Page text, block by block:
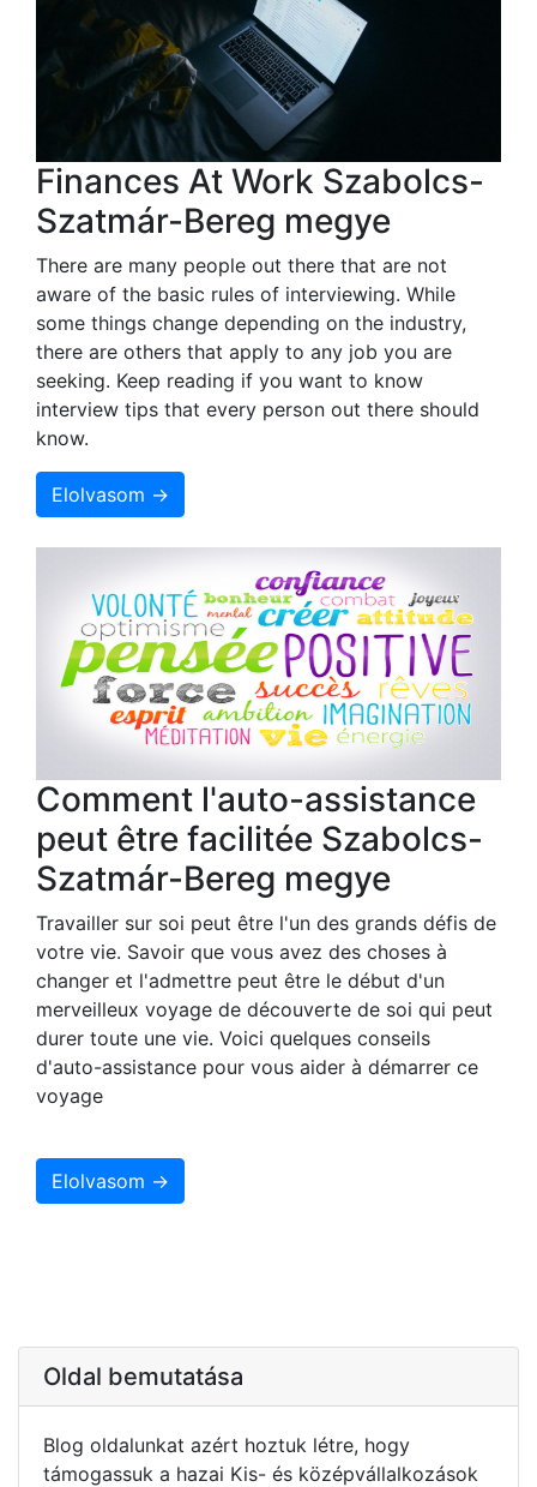
Finances At Work Szabolcs-
Szatmár-Bereg megye
There are many people out there that are not
aware of the basic rules of interviewing. While
some things change depending on the industry,
there are others that apply to any job you are
seeking. Keep reading if you want to know
interview tips that every person out there should
know.
Elolvasom →
Comment l'auto-assistance
peut être facilitée Szabolcs-
Szatmár-Bereg megye
Travailler sur soi peut être l'un des grands défis de
votre vie. Savoir que vous avez des choses à
changer et l'admettre peut être le début d'un
merveilleux voyage de découverte de soi qui peut
durer toute une vie. Voici quelques conseils
d'auto-assistance pour vous aider à démarrer ce
voyage
Elolvasom →
Oldal bemutatása
Blog oldalunkat azért hoztuk létre, hogy
támogassuk a hazai Kis- és középvállalkozások